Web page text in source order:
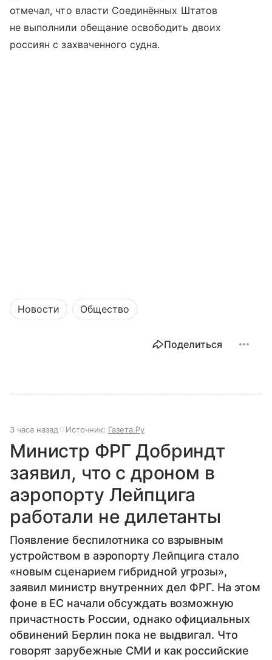
отмечал, что власти Соединённых Штатов
не выполнили обещание освободить двоих
россиян с захваченного судна.
Новости Общество
Поделиться
3 часа назад Источник: Газета.Ру
Министр ФРГ Добриндт
заявил, что с дроном в
аэропорту Лейпцига
работали не дилетанты
Появление беспилотника со взрывным
устройством в аэропорту Лейпцига стало
«новым сценарием гибридной угрозы»,
заявил министр внутренних дел ФРГ. На этом
фоне в ЕС начали обсуждать возможную
причастность России, однако официальных
обвинений Берлин пока не выдвигал. Что
говорят зарубежные СМИ и как российские